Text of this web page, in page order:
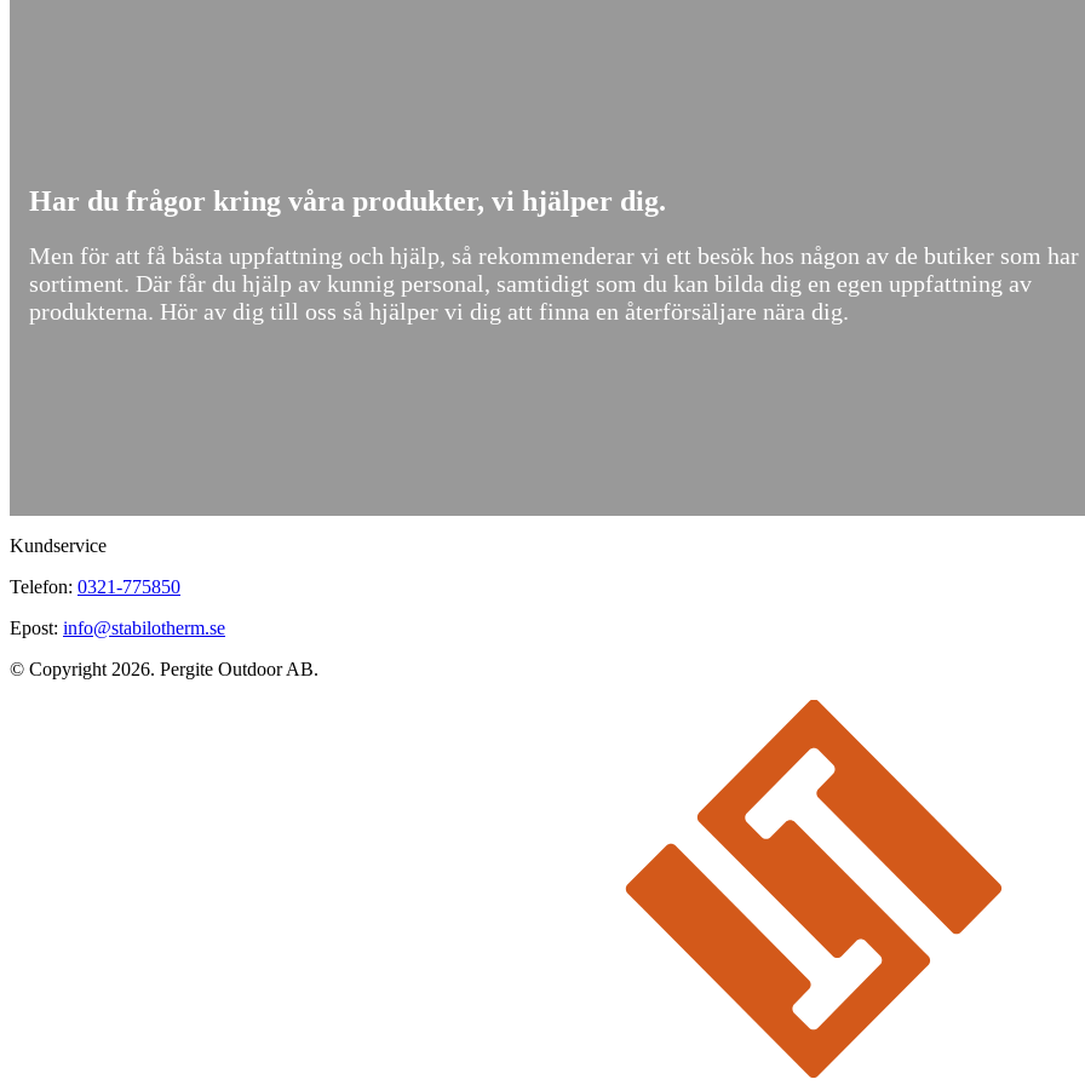
Har du frågor kring våra produkter, vi hjälper dig.
Men för att få bästa uppfattning och hjälp, så rekommenderar vi ett besök hos någon av de butiker som
sortiment. Där får du hjälp av kunnig personal, samtidigt som du kan bilda dig en egen uppfattning av
produkterna. Hör av dig till oss så hjälper vi dig att finna en återförsäljare nära dig.
Kundservice
Telefon: 0321-775850
Epost: info@stabilotherm.se
© Copyright 2026. Pergite Outdoor AB.